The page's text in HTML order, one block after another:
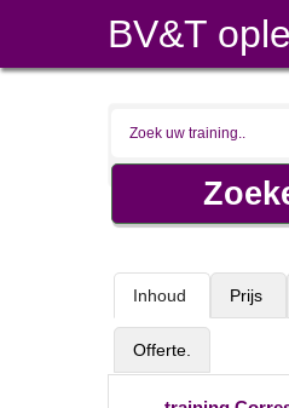
BV&T
Inhoud Prijs
Offerte.